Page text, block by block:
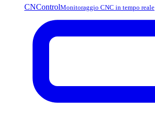
CNControlMonitoraggio CNC in tempo reale